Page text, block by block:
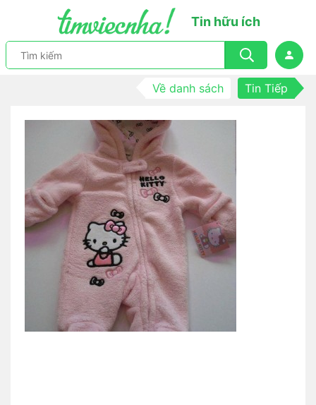
Tin hữu ích
Về danh sách Tin Tiếp